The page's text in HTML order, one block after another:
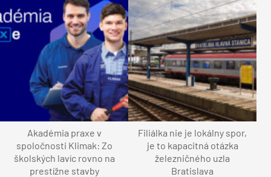
Akadémia praxe v
spoločnosti Klimak: Zo
školských lavíc rovno na
prestížne stavby
Filiálka nie je lokálny spor,
je to kapacitná otázka
železničného uzla
Bratislava